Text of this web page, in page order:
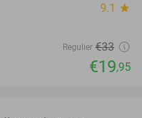
9.1 star
Regulier €33
€19,95